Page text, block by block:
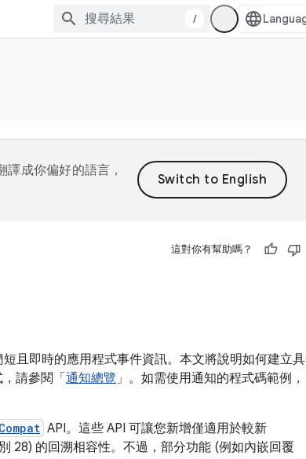
/
成你偏好的語言，
這對你有幫助嗎？
且即時的應用程式事件資訊。本文將說明如何建立具
請參閱「 通知總覽」。如需使用通知的程式碼範例，
API。這些 API 可讓您新增僅適用於較新
28) 的回溯相容性。不過，部分功能 (例如內嵌回覆